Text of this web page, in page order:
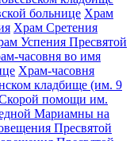
больнице Храм
Храм Сретения
Успения Пресвятой
часовня во имя
Храм-часовня
кладбище (им. 9
помощи им.
Мариамны на
Пресвятой